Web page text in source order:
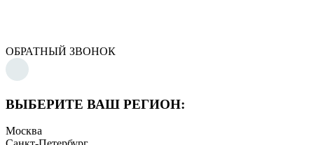
ОБРАТНЫЙ ЗВОНОК
ВЫБЕРИТЕ ВАШ РЕГИОН:
Москва